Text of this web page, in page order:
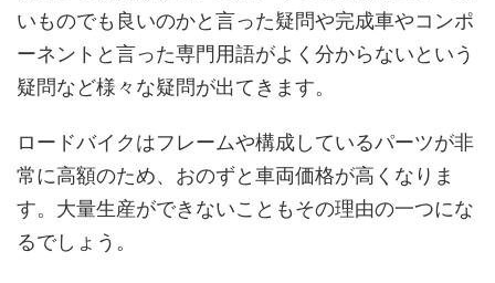
いものでも良いのかと言った疑問や完成車やコンポ
ーネントと言った専門用語がよく分からないという
疑問など様々な疑問が出てきます。
ロードバイクはフレームや構成しているパーツが非
常に高額のため、おのずと車両価格が高くなりま
す。大量生産ができないこともその理由の一つにな
るでしょう。